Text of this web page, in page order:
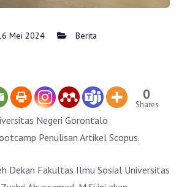
Mei 2024 Berita
0
Shares
Negeri Gorontalo
Penulisan Artikel Scopus.
Dekan Fakultas Ilmu Sosial Universitas